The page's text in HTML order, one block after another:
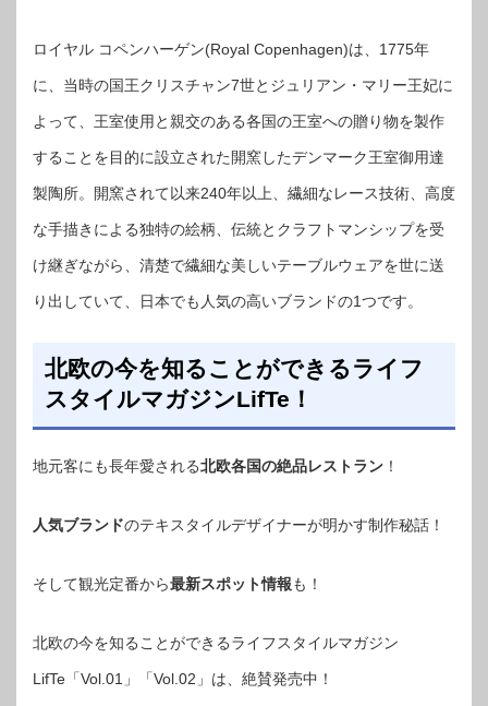
ロイヤル コペンハーゲン(Royal Copenhagen)は、1775年
に、当時の国王クリスチャン7世とジュリアン・マリー王妃に
よって、王室使用と親交のある各国の王室への贈り物を製作
することを目的に設立された開窯したデンマーク王室御用達
製陶所。開窯されて以来240年以上、繊細なレース技術、高度
な手描きによる独特の絵柄、伝統とクラフトマンシップを受
け継ぎながら、清楚で繊細な美しいテーブルウェアを世に送
り出していて、日本でも人気の高いブランドの1つです。
北欧の今を知ることができるライフ
スタイルマガジンLifTe！
地元客にも長年愛される北欧各国の絶品レストラン ！
人気ブランドのテキスタイルデザイナーが明かす制作秘話！
そして観光定番から最新スポット情報も！
北欧の今を知ることができるライフスタイルマガジン
LifTe「Vol.01」「Vol.02」は、絶賛発売中！